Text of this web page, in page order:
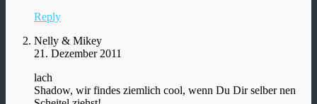
Reply
Nelly & Mikey
21. Dezember 2011
lach
Shadow, wir findes ziemlich cool, wenn Du Dir selber nen